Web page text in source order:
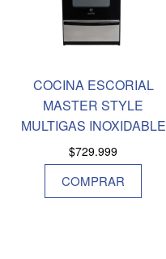
COCINA ESCORIAL
MASTER STYLE
MULTIGAS INOXIDABLE
$729.999
COMPRAR